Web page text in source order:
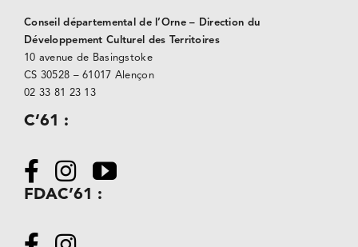
Conseil départemental de l’Orne – Direction du
Développement Culturel des Territoires
10 avenue de Basingstoke
CS 30528 –61017 Alençon
02 33 81 23 13
C’61 :
FDAC’61 :